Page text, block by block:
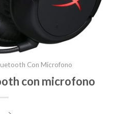
Con Microfono
con microfono